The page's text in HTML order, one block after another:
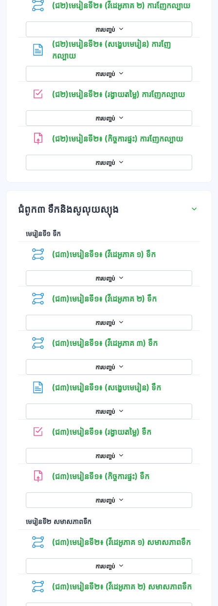
(ជ២)មេរៀនទី២៖ (វីដេអូភាគ ២) ការញែកល្បាយ
ការបញ្ចប់
(ជ២)មេរៀនទី២៖ (សង្ខេបមេរៀន) ការញែ
កល្បាយទំព័រ
ការបញ្ចប់
(ជ២)មេរៀនទី២៖ (រង្វាយតម្លៃ) ការញែកល្បាយកម្រងសំណួ
ការបញ្ចប់
(ជ២)មេរៀនទី២៖ (កិច្ចការផ្ទះ) ការញែកល្បាយ
ការបញ្ចប់
ជំពូក៣ ទឹកនិងសូលុយស្យុង
មេរៀនទី១ ទឹក
(ជ៣)មេរៀនទី១៖ (វីដេអូភាគ ១) ទឹក
ការបញ្ចប់
(ជ៣)មេរៀនទី១៖ (វីដេអូភាគ ២) ទឹក
ការបញ្ចប់
(ជ៣)មេរៀនទី១៖ (វីដេអូភាគ ៣) ទឹក
ការបញ្ចប់
(ជ៣)មេរៀនទី១៖ (សង្ខេបមេរៀន) ទឹកទំព័រ
ការបញ្ចប់
(ជ៣)មេរៀនទី១៖ (រង្វាយតម្លៃ) ទឹកកម្រងសំណួរ
ការបញ្ចប់
(ជ៣)មេរៀនទី១៖ (កិច្ចការផ្ទះ) ទឹក
ការបញ្ចប់
មេរៀនទី២​ សមាសភាពទឹក
(ជ៣)មេរៀនទី២៖ (វីដេអូភាគ ១) សមាសភាពទឹក
ការបញ្ចប់
(ជ៣)មេរៀនទី២៖ (វីដេអូភាគ ២) សមាសភាពទឹក